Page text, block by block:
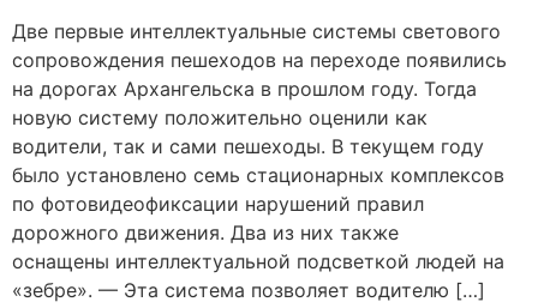
Две первые интеллектуальные системы светового
сопровождения пешеходов на переходе появились
на дорогах Архангельска в прошлом году. Тогда
новую систему положительно оценили как
водители, так и сами пешеходы. В текущем году
было установлено семь стационарных комплексов
по фотовидеофиксации нарушений правил
дорожного движения. Два из них также
оснащены интеллектуальной подсветкой людей на
«зебре». — Эта система позволяет водителю […]